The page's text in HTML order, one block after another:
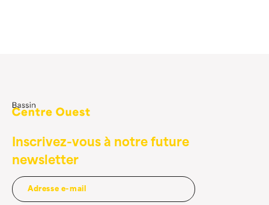
Inscrivez-vous à notre future
newsletter